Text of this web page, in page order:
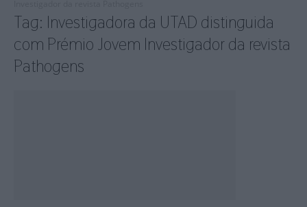
Tag: Investigadora da UTAD distinguida
com Prémio Jovem Investigador da revista
Pathogens